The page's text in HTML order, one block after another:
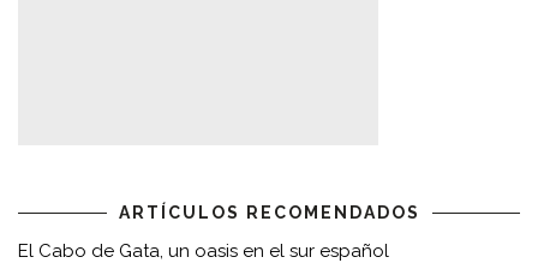
ARTÍCULOS RECOMENDADOS
El Cabo de Gata, un oasis en el sur español